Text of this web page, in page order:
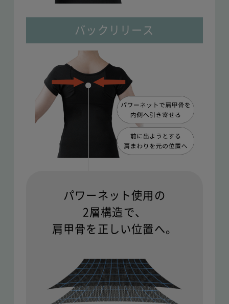
バックリリース
パワーネット使用の
2層構造で、
肩甲骨を正しい位置へ。